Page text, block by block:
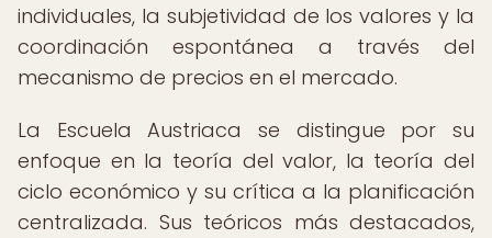
individuales, la subjetividad de los valores y la
coordinación espontánea a través del
mecanismo de precios en el mercado.
La Escuela Austriaca se distingue por su
enfoque en la teoría del valor, la teoría del
ciclo económico y su crítica a la planificación
centralizada. Sus teóricos más destacados,